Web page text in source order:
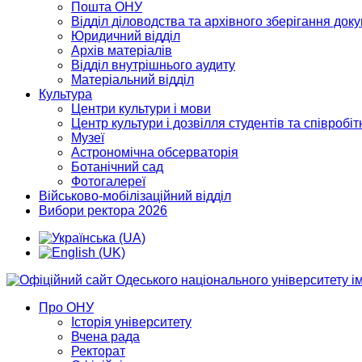
Пошта ОНУ
Відділ діловодства та архівного зберігання
Юридичний відділ
Архів матеріалів
Відділ внутрішнього аудиту
Матеріальний відділ
Культура
Центри культури і мови
Центр культури і дозвілля студентів та
Музеї
Астрономічна обсерваторія
Ботанічний сад
Фотогалереї
Військово-мобілізаційний відділ
Вибори ректора 2026
Про ОНУ
Історія університету
Вчена рада
Ректорат